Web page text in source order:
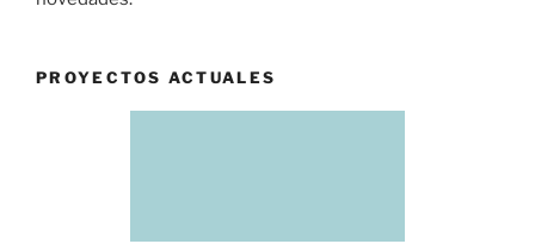
PROYECTOS ACTUALES